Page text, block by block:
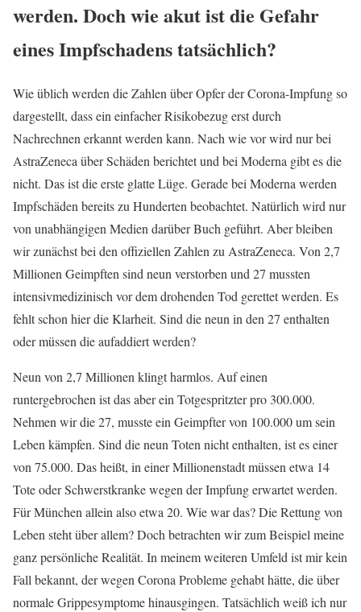
werden. Doch wie akut ist die Gefahr
eines Impfschadens tatsächlich?
Wie üblich werden die Zahlen über Opfer der Corona-Impfung so
dargestellt, dass ein einfacher Risikobezug erst durch
Nachrechnen erkannt werden kann. Nach wie vor wird nur bei
AstraZeneca über Schäden berichtet und bei Moderna gibt es die
nicht. Das ist die erste glatte Lüge. Gerade bei Moderna werden
Impfschäden bereits zu Hunderten beobachtet. Natürlich wird nur
von unabhängigen Medien darüber Buch geführt. Aber bleiben
wir zunächst bei den offiziellen Zahlen zu AstraZeneca. Von 2,7
Millionen Geimpften sind neun verstorben und 27 mussten
intensivmedizinisch vor dem drohenden Tod gerettet werden. Es
fehlt schon hier die Klarheit. Sind die neun in den 27 enthalten
oder müssen die aufaddiert werden?
Neun von 2,7 Millionen klingt harmlos. Auf einen
runtergebrochen ist das aber ein Totgespritzter pro 300.000.
Nehmen wir die 27, musste ein Geimpfter von 100.000 um sein
Leben kämpfen. Sind die neun Toten nicht enthalten, ist es einer
von 75.000. Das heißt, in einer Millionenstadt müssen etwa 14
Tote oder Schwerstkranke wegen der Impfung erwartet werden.
Für München allein also etwa 20. Wie war das? Die Rettung von
Leben steht über allem? Doch betrachten wir zum Beispiel meine
ganz persönliche Realität. In meinem weiteren Umfeld ist mir kein
Fall bekannt, der wegen Corona Probleme gehabt hätte, die über
normale Grippesymptome hinausgingen. Tatsächlich weiß ich nur